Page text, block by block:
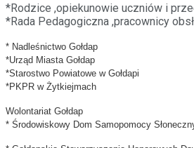
*Rodzice ,opiekunowie uczniów i
*Rada Pedagogiczna ,pracownicy
* Nadleśnictwo Gołdap
*Urząd Miasta Gołdap
*Starostwo Powiatowe w Gołdapi
*PKPR w Żytkiejmach
Wolontariat Gołdap
* Środowiskowy Dom Samopomocy